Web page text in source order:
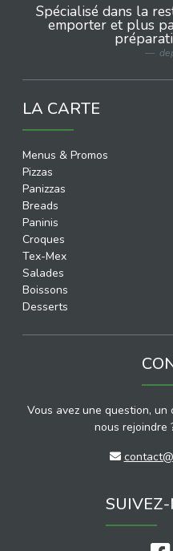
Spécialisé dans la
emporter et plus
LA CARTE
Menus & Promos
Pizzas
Panizzas
Breads
Paninis
Croques
Tex-Mex
Salades
Boissons
Desserts
Vous avez une question,
nous rejoindre